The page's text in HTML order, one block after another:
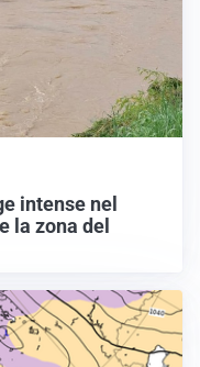
intense nel
la zona del